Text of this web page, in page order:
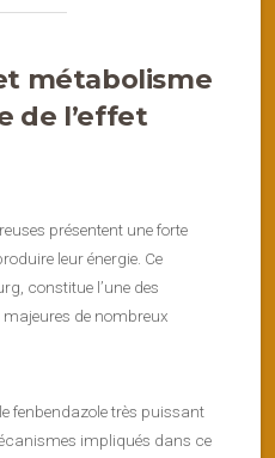
métabolisme
de l’effet
présentent une forte
leur énergie. Ce
constitue l’une des
de nombreux
fenbendazole très puissant
impliqués dans ce